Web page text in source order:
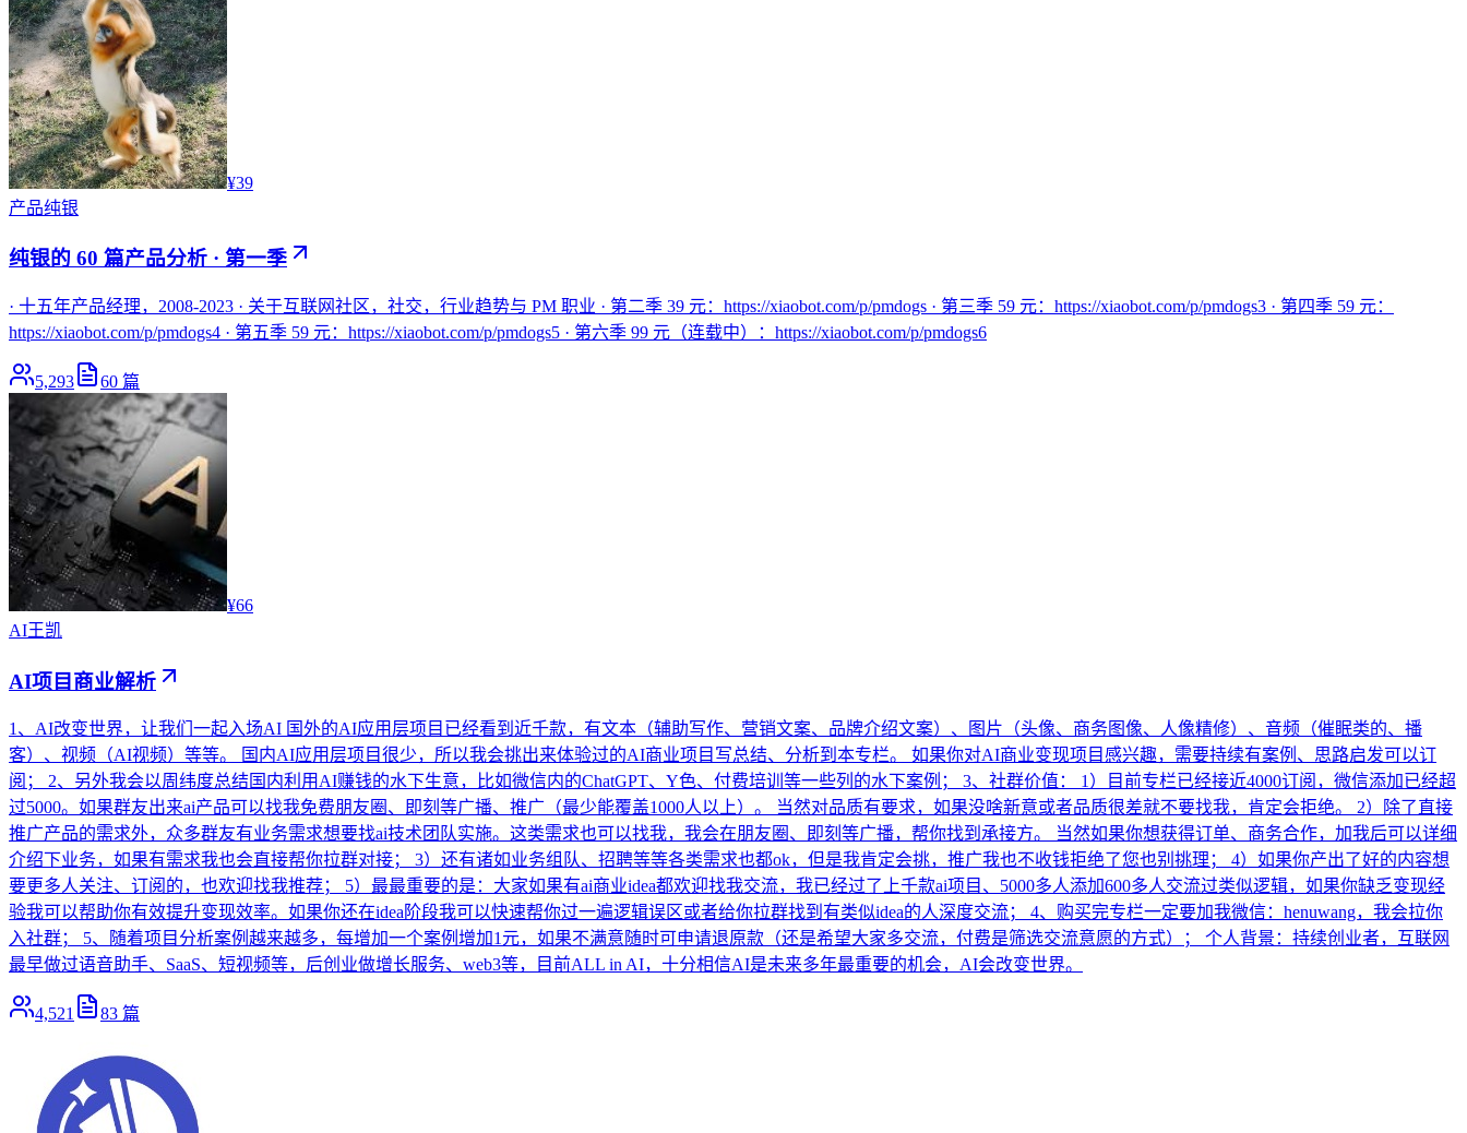
¥39
产品纯银
纯银的 60 篇产品分析 · 第一季
· 十五年产品经理，2008-2023 · 关于互联网社区，社交，行业趋势与 PM 职业 · 第二季 39 元：https://xiaobot.com/p/pmdogs · 第三季 59 元：https://xiaobot.com/p/pmdogs3 · 第四季 59 元：
https://xiaobot.com/p/pmdogs4 · 第五季 59 元：https://xiaobot.com/p/pmdogs5 · 第六季 99 元（连载中）：https://xiaobot.com/p/pmdogs6
5,293 60 篇
¥66
AI王凯
AI项目商业解析
1、AI改变世界，让我们一起入场AI 国外的AI应用层项目已经看到近千款，有文本（辅助写作、营销文案、品牌介绍文案）、图片（头像、商务图像、人像精修）、音频（催眠类的、播
客）、视频（AI视频）等等。 国内AI应用层项目很少，所以我会挑出来体验过的AI商业项目写总结、分析到本专栏。 如果你对AI商业变现项目感兴趣，需要持续有案例、思路启发可以订
阅； 2、另外我会以周纬度总结国内利用AI赚钱的水下生意，比如微信内的ChatGPT、Y色、付费培训等一些列的水下案例； 3、社群价值： 1）目前专栏已经接近4000订阅，微信添加已经超
过5000。如果群友出来ai产品可以找我免费朋友圈、即刻等广播、推广（最少能覆盖1000人以上）。 当然对品质有要求，如果没啥新意或者品质很差就不要找我，肯定会拒绝。 2）除了直接
推广产品的需求外，众多群友有业务需求想要找ai技术团队实施。这类需求也可以找我，我会在朋友圈、即刻等广播，帮你找到承接方。 当然如果你想获得订单、商务合作，加我后可以详细
介绍下业务，如果有需求我也会直接帮你拉群对接； 3）还有诸如业务组队、招聘等等各类需求也都ok，但是我肯定会挑，推广我也不收钱拒绝了您也别挑理； 4）如果你产出了好的内容想
要更多人关注、订阅的，也欢迎找我推荐； 5）最最重要的是：大家如果有ai商业idea都欢迎找我交流，我已经过了上千款ai项目、5000多人添加600多人交流过类似逻辑，如果你缺乏变现经
验我可以帮助你有效提升变现效率。如果你还在idea阶段我可以快速帮你过一遍逻辑误区或者给你拉群找到有类似idea的人深度交流； 4、购买完专栏一定要加我微信：henuwang，我会拉你
入社群； 5、随着项目分析案例越来越多，每增加一个案例增加1元，如果不满意随时可申请退原款（还是希望大家多交流，付费是筛选交流意愿的方式）； 个人背景：持续创业者，互联网
最早做过语音助手、SaaS、短视频等，后创业做增长服务、web3等，目前ALL in AI，十分相信AI是未来多年最重要的机会，AI会改变世界。
4,521 83 篇